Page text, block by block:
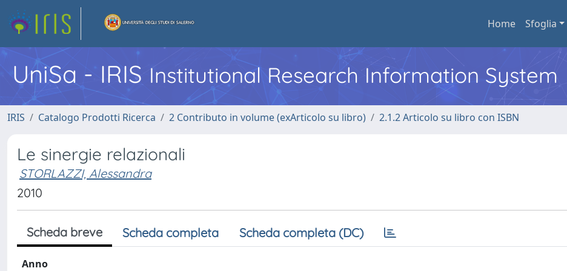
Home Sfoglia
UniSa - IRIS Institutional Research Information System
IRIS Catalogo Prodotti Ricerca 2 Contributo in volume (exArticolo su libro) 2.1.2 Articolo su libro con ISBN
Le sinergie relazionali
STORLAZZI, Alessandra
2010
Scheda breve Scheda completa Scheda completa (DC)
Anno